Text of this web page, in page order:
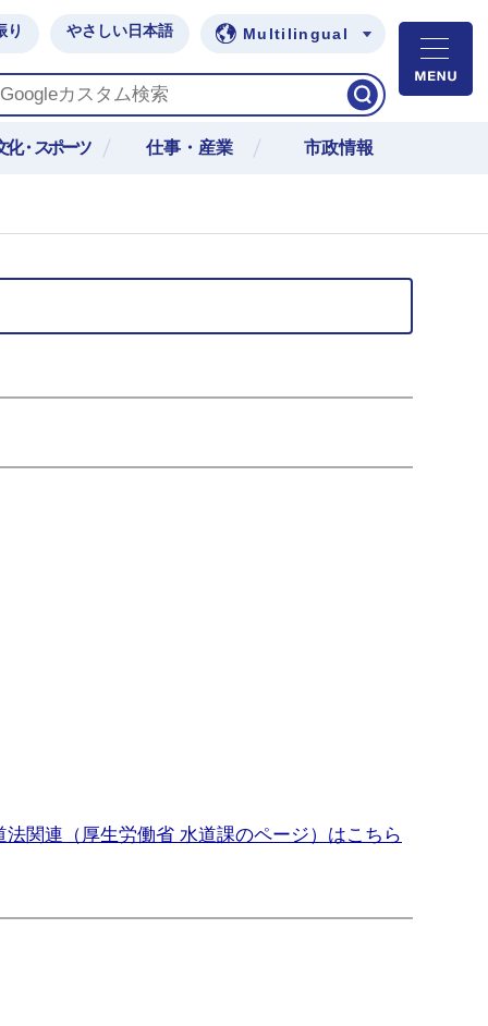
り やさしい日本語 Multilingual
化・スポーツ 仕事・産業 市政情報
法関連（厚生労働省 水道課のページ）はこちら